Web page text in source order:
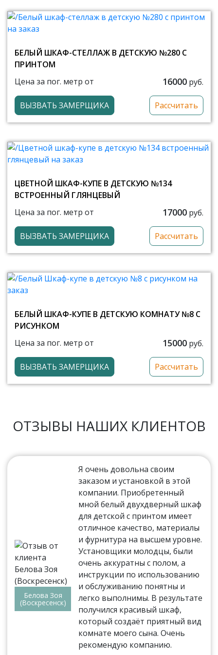
БЕЛЫЙ ШКАФ-СТЕЛЛАЖ В ДЕТСКУЮ №280 С
ПРИНТОМ
Цена за пог. метр от
16000 руб.
ВЫЗВАТЬ ЗАМЕРЩИКА Рассчитать
ЦВЕТНОЙ ШКАФ-КУПЕ В ДЕТСКУЮ №134
ВСТРОЕННЫЙ ГЛЯНЦЕВЫЙ
Цена за пог. метр от
17000 руб.
ВЫЗВАТЬ ЗАМЕРЩИКА Рассчитать
БЕЛЫЙ ШКАФ-КУПЕ В ДЕТСКУЮ КОМНАТУ №8 С
РИСУНКОМ
Цена за пог. метр от
15000 руб.
ВЫЗВАТЬ ЗАМЕРЩИКА Рассчитать
ОТЗЫВЫ НАШИХ КЛИЕНТОВ
Белова Зоя
(Воскресенск)
Я очень довольна своим
заказом и установкой в этой
компании. Приобретенный
мной белый двухдверный шкаф
для детской с принтом имеет
отличное качество, материалы
и фурнитура на высшем уровне.
Установщики молодцы, были
очень аккуратны с полом, а
инструкции по использованию
и обслуживанию понятны и
легко выполнимы. В результате
получился красивый шкаф,
который создаёт приятный вид
комнате моего сына. Очень
рекомендую компанию.